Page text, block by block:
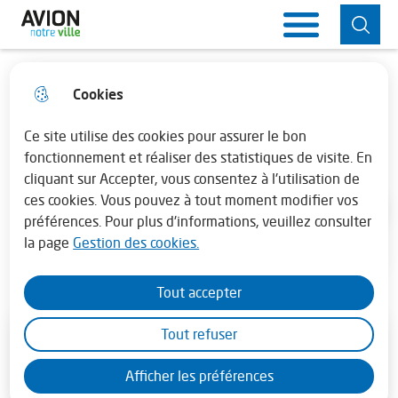
Cookies
Ce site utilise des cookies pour assurer le bon
fonctionnement et réaliser des statistiques de visite. En
cliquant sur Accepter, vous consentez à l'utilisation de
ces cookies. Vous pouvez à tout moment modifier vos
préférences. Pour plus d'informations, veuillez consulter
la page Gestion des cookies.
Afficher les préférences
Tout accepter
Tout refuser
Aller
au
menu
principal
Consulter
le plan du
site
Horaires de la mairie
Lundi : 13h30 - 17h30
Mardi au vendredi : 08h30 - 12h00 et de
13h45 - 17h30
En juillet - août la mairie est fermée le
Ville d'Avion
Cinéma
Accueil
Décembre2025